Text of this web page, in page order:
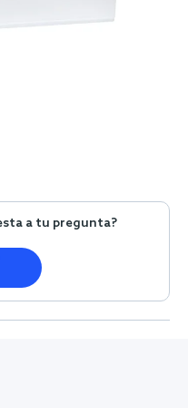
a tu pregunta?